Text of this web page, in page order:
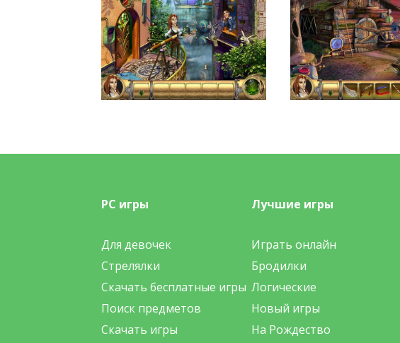
PC игры
Для девочек
Стрелялки
Скачать бесплатные игры
Поиск предметов
Скачать игры
Лучшие игры
Играть онлайн
Бродилки
Логические
Новый игры
На Рождество